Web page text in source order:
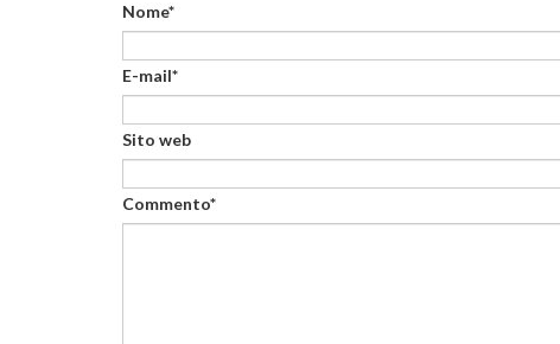
Nome*
E-mail*
Sito web
Commento*